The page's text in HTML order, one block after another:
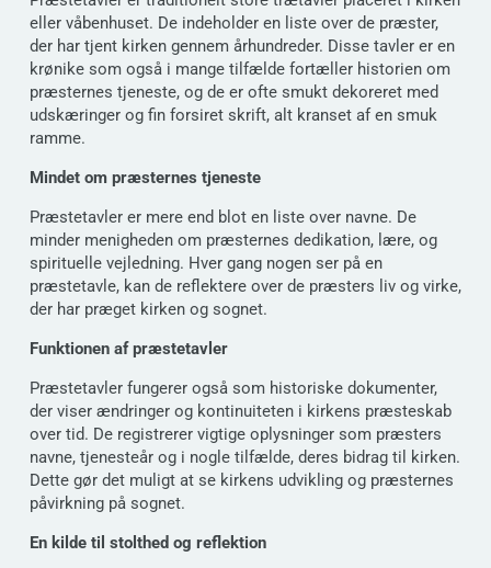
eller våbenhuset. De indeholder en liste over de præster,
der har tjent kirken gennem århundreder. Disse tavler er en
krønike som også i mange tilfælde fortæller historien om
præsternes tjeneste, og de er ofte smukt dekoreret med
udskæringer og fin forsiret skrift, alt kranset af en smuk
ramme.
Mindet om præsternes tjeneste
Præstetavler er mere end blot en liste over navne. De
minder menigheden om præsternes dedikation, lære, og
spirituelle vejledning. Hver gang nogen ser på en
præstetavle, kan de reflektere over de præsters liv og virke,
der har præget kirken og sognet.
Funktionen af præstetavler
Præstetavler fungerer også som historiske dokumenter,
der viser ændringer og kontinuiteten i kirkens præsteskab
over tid. De registrerer vigtige oplysninger som præsters
navne, tjenesteår og i nogle tilfælde, deres bidrag til kirken.
Dette gør det muligt at se kirkens udvikling og præsternes
påvirkning på sognet.
En kilde til stolthed og reflektion